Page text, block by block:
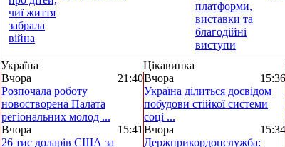
Україна Цікавинка
Вчора
21:40
Розпочала роботу
новостворена Палата
регіональних молод ...
Вчора
15:41
26 тис доларів США за
Вчора
15:36
Україна ділиться досвідом
побудови стійкої системи
соці ...
Вчора
15:34
Держприкордонслужба: